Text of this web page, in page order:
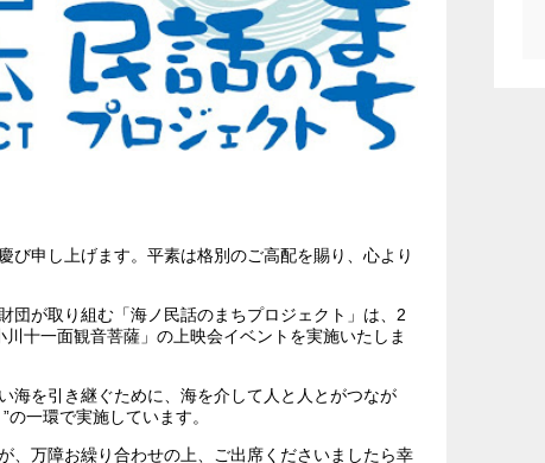
び申し上げます。平素は格別のご高配を賜り、心より
団が取り組む「海ノ民話のまちプロジェクト」は、2
十一面観音菩薩」の上映会イベントを実施いたしま
海を引き継ぐために、海を介して人と人とがつなが
一環で実施しています。
、万障お繰り合わせの上、ご出席くださいましたら幸